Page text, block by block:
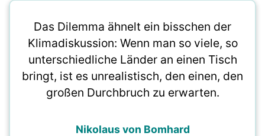
Das Dilemma ähnelt ein bisschen der
Klimadiskussion: Wenn man so viele, so
unterschiedliche Länder an einen Tisch
bringt, ist es unrealistisch, den einen, den
großen Durchbruch zu erwarten.
Nikolaus von Bomhard